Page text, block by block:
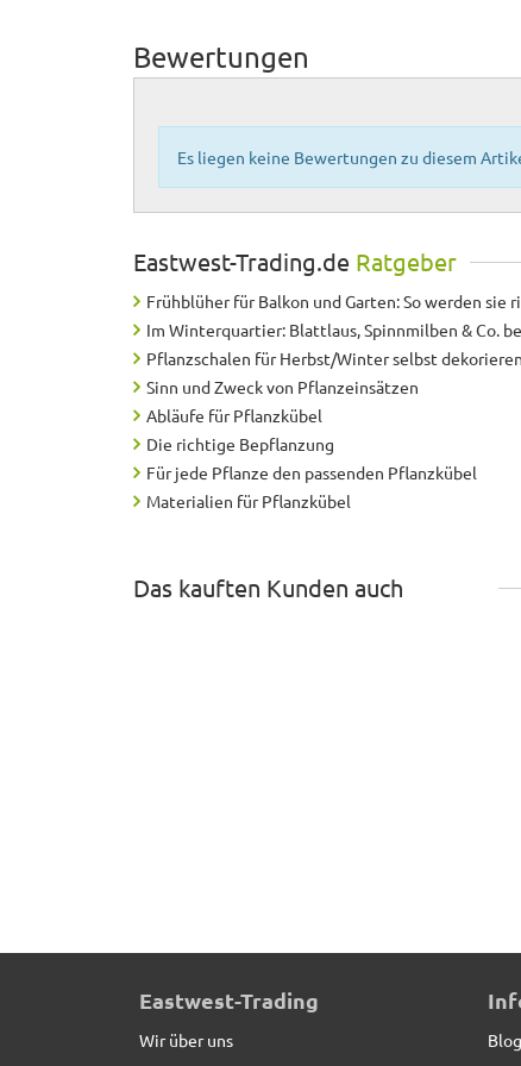
Bewertungen
Es liegen keine Bewertungen zu diesem
Eastwest-Trading.de Ratgeber
Frühblüher für Balkon und Garten: So werden sie
Im Winterquartier: Blattlaus, Spinnmilben & Co.
Pflanzschalen für Herbst/Winter selbst dekorieren
Sinn und Zweck von Pflanzeinsätzen
Abläufe für Pflanzkübel
Die richtige Bepflanzung
Für jede Pflanze den passenden Pflanzkübel
Materialien für Pflanzkübel
Das kauften Kunden auch
Beeteinfassung PRIMO aus Cortenstahl,
Eastwest-Trading
Wir über uns
Blog